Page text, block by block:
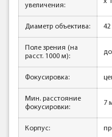
увеличения:
Диаметр объектива:
Поле зрения (на
расст. 1000 м):
Фокусировка:
Мин. расстояние
фокусировки:
7
Корпус: